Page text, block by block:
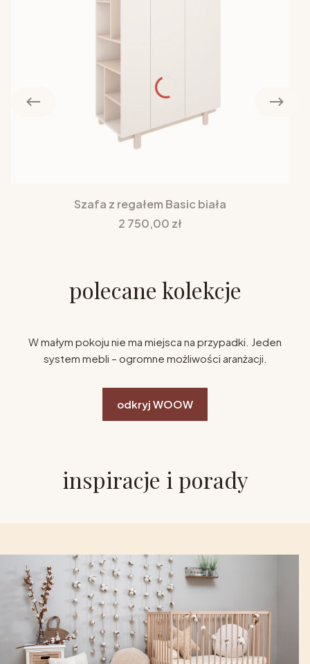
Szafa z regałem Basic biała
Cena
2 750,00 zł
polecane kolekcje
W małym pokoju nie ma miejsca na przypadki. Jeden
system mebli – ogromne możliwości aranżacji.
odkryj WOOW
inspiracje i porady